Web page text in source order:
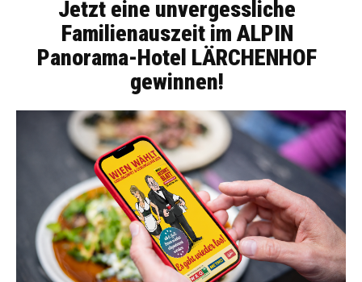
Jetzt eine unvergessliche
Familienauszeit im ALPIN
Panorama-Hotel LÄRCHENHOF
gewinnen!